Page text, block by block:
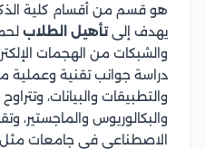
هو قسم من أقسام كلية
يهدف إلىتأهيل الطلاب
والشبكات من الهجمات
دراسة جوانب تقنية
والتطبيقات والبيانات،
والبكالوريوس والماجستير،
الاصطناعي في جامعات مثل